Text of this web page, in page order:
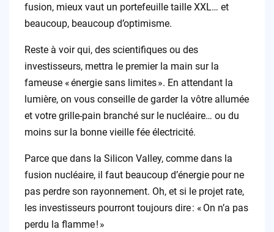
fusion, mieux vaut un portefeuille taille XXL… et
beaucoup, beaucoup d’optimisme.
Reste à voir qui, des scientifiques ou des
investisseurs, mettra le premier la main sur la
fameuse « énergie sans limites ». En attendant la
lumière, on vous conseille de garder la vôtre allumée
et votre grille-pain branché sur le nucléaire… ou du
moins sur la bonne vieille fée électricité.
Parce que dans la Silicon Valley, comme dans la
fusion nucléaire, il faut beaucoup d’énergie pour ne
pas perdre son rayonnement. Oh, et si le projet rate,
les investisseurs pourront toujours dire : « On n’a pas
perdu la flamme ! »